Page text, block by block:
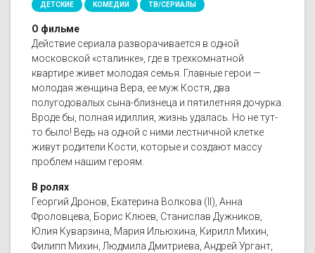
ДЕТСКИЕ КОМЕДИИ ТВ/СЕРИАЛЫ
О фильме
Действие сериала разворачивается в одной
московской «сталинке», где в трехкомнатной
квартире живет молодая семья. Главные герои —
молодая женщина Вера, ее муж Костя, два
полугодовалых сына-близнеца и пятилетняя дочурка.
Вроде бы, полная идиллия, жизнь удалась. Но не тут-
то было! Ведь на одной с ними лестничной клетке
живут родители Кости, которые и создают массу
проблем нашим героям.
В ролях
Георгий Дронов, Екатерина Волкова (II), Анна
Фроловцева, Борис Клюев, Станислав Дужников,
Юлия Куварзина, Мария Ильюхина, Кирилл Михин,
Филипп Михин, Людмила Дмитриева, Андрей Ургант,